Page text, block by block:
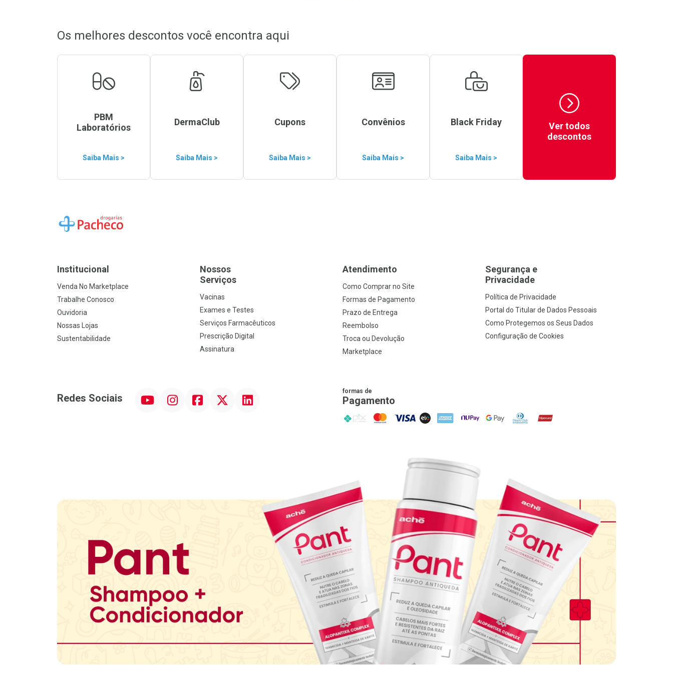
Os melhores descontos você encontra aqui
PBM
Laboratórios
Saiba Mais >
DermaClub
Saiba Mais >
Cupons
Saiba Mais >
Convênios
Saiba Mais >
Black Friday
Saiba Mais >
Ver todos
descontos
Ir para a Home
Institucional
Venda No Marketplace
Trabalhe Conosco
Ouvidoria
Nossas Lojas
Sustentabilidade
Nossos
Serviços
Vacinas
Exames e Testes
Serviços Farmacêuticos
Prescrição Digital
Assinatura
Atendimento
Como Comprar no Site
Formas de Pagamento
Prazo de Entrega
Reembolso
Troca ou Devolução
Marketplace
Segurança e
Privacidade
Política de Privacidade
Portal do Titular de Dados Pessoais
Como Protegemos os Seus Dados
Configuração de Cookies
Redes Sociais InstagramFacebookTwitter Linkedin formas de
Pagamento
PIX MasterCard
VISA ELO AMEX NuPay Google PayDiners ClubHipercard